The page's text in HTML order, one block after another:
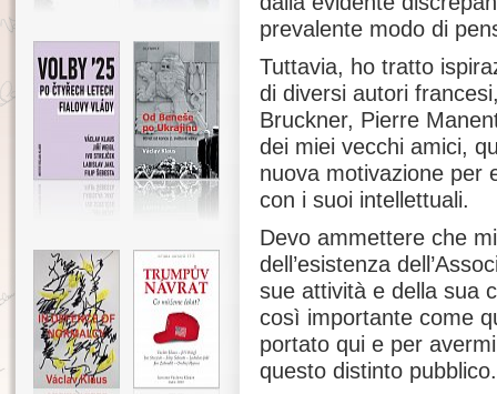
prevalente modo di
Tuttavia, ho tratto
di diversi autori
Bruckner, Pierre
dei miei vecchi amici,
nuova motivazione per
con i suoi intellettuali.
Devo ammettere che
dell’esistenza
sue attività e della sua
così importante come
portato qui e per
questo distinto pubblico.